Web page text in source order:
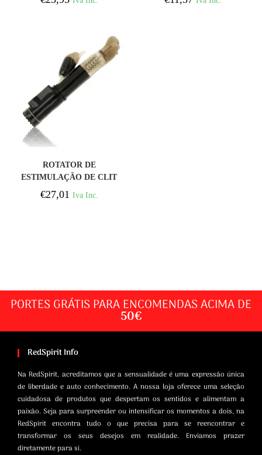
ROTATOR DE
ESTIMULAÇÃO DE CLIT
DE GOLFINHO
OHMAMA
€27,01 Iva Inc.
PORTES GRÁTIS PARA ENCOMENDAS ACIMA DE
50€
RedSpirit Info
Na RedSpirit, acreditamos que a sensualidade é uma expressão única
de liberdade e auto conhecimento. A nossa loja oferece uma seleção
cuidadosa de produtos que despertam os sentidos e alimentam a
paixão. Seja para surpreender ou intensificar os momentos a dois, na
RedSpirit encontra tudo o que precisa para se reencontrar e
transformar os seus desejos em realidade. Enviamos prazer
diretamente para si.